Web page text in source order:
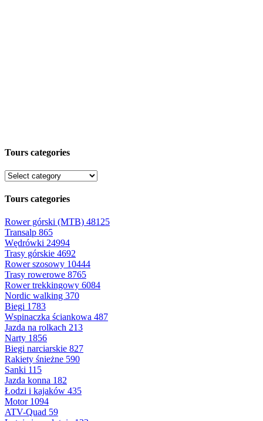
Tours categories
Tours categories
Rower górski (MTB) 48125
Transalp 865
Wędrówki 24994
Trasy górskie 4692
Rower szosowy 10444
Trasy rowerowe 8765
Rower trekkingowy 6084
Nordic walking 370
Biegi 1783
Wspinaczka ściankowa 487
Jazda na rolkach 213
Narty 1856
Biegi narciarskie 827
Rakiety śnieżne 590
Sanki 115
Jazda konna 182
Łodzi i kajaków 435
Motor 1094
ATV-Quad 59